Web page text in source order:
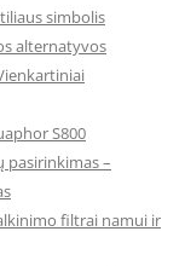
simbolis
alternatyvos
S800
pasirinkimas –
filtrai namui ir